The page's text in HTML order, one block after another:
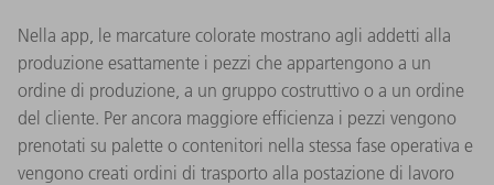
Nella app, le marcature colorate mostrano agli addetti alla
produzione esattamente i pezzi che appartengono a un
ordine di produzione, a un gruppo costruttivo o a un ordine
del cliente. Per ancora maggiore efficienza i pezzi vengono
prenotati su palette o contenitori nella stessa fase operativa e
vengono creati ordini di trasporto alla postazione di lavoro